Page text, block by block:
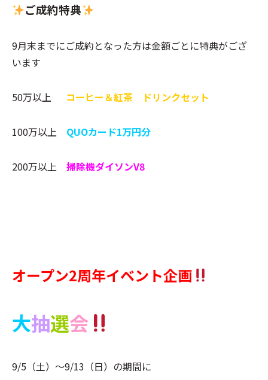
ご成約特典
9月末までにご成約となった方は金額ごとに特典がござ
います
50万以上 コーヒー＆紅茶 ドリンクセット
100万以上 QUOカード1万円分
200万以上 掃除機ダイソンV8
オープン2周年イベント企画
大抽選会
9/5（土）～9/13（日）の期間に